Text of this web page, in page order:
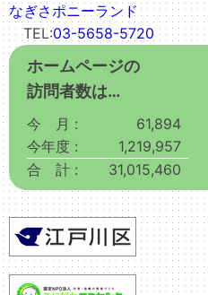
なぎさポニーランド
TEL:03-5658-5720
ホームページの
訪問者数は…
今 月 :
61,894
今年度 :
1,219,957
合 計 :
31,015,460